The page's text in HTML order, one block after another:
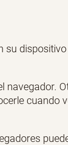
su
navegador.
cuando